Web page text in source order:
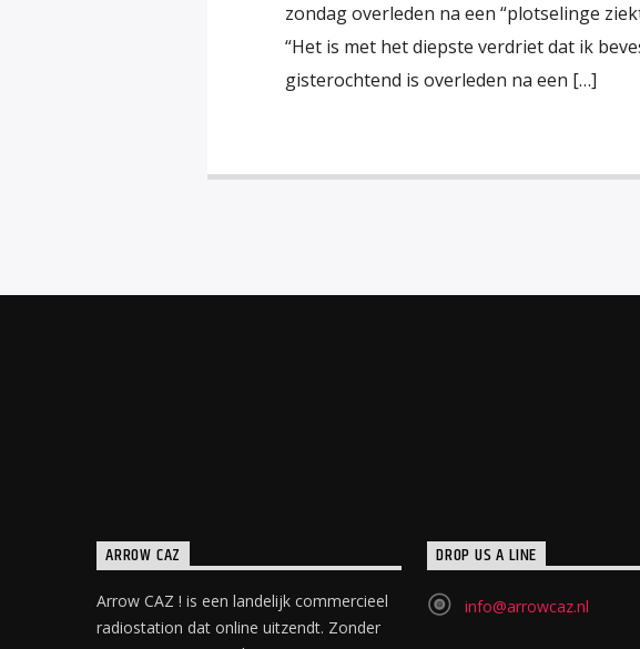
zondag overleden na een “plotselinge
“Het is met het diepste verdriet dat ik
gisterochtend is overleden na een […]
ARROW CAZ
Arrow CAZ ! is een landelijk commercieel
radiostation dat online uitzendt. Zonder
DROP US A LINE
info@arrowcaz.nl